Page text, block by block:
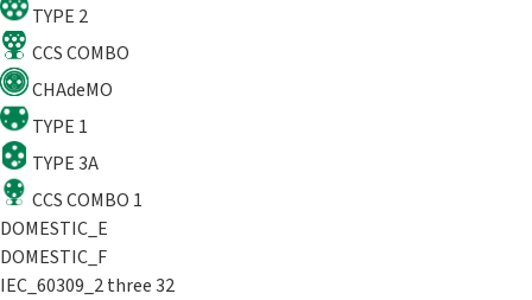
TYPE 2
CCS COMBO
CHAdeMO
TYPE 1
TYPE 3A
CCS COMBO 1
DOMESTIC_E
DOMESTIC_F
IEC_60309_2 three 32